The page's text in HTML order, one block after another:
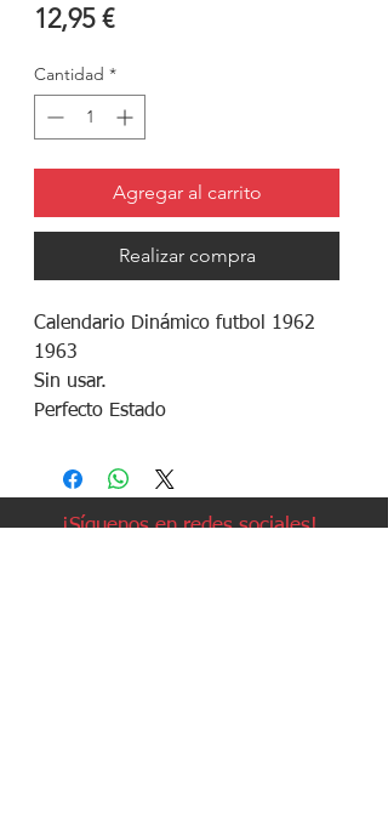
12,95 €Precio
Cantidad *
Agregar al carrito
Realizar compra
Calendario Dinámico futbol 1962
1963
Sin usar.
Perfecto Estado
¡Síguenos en redes sociales!